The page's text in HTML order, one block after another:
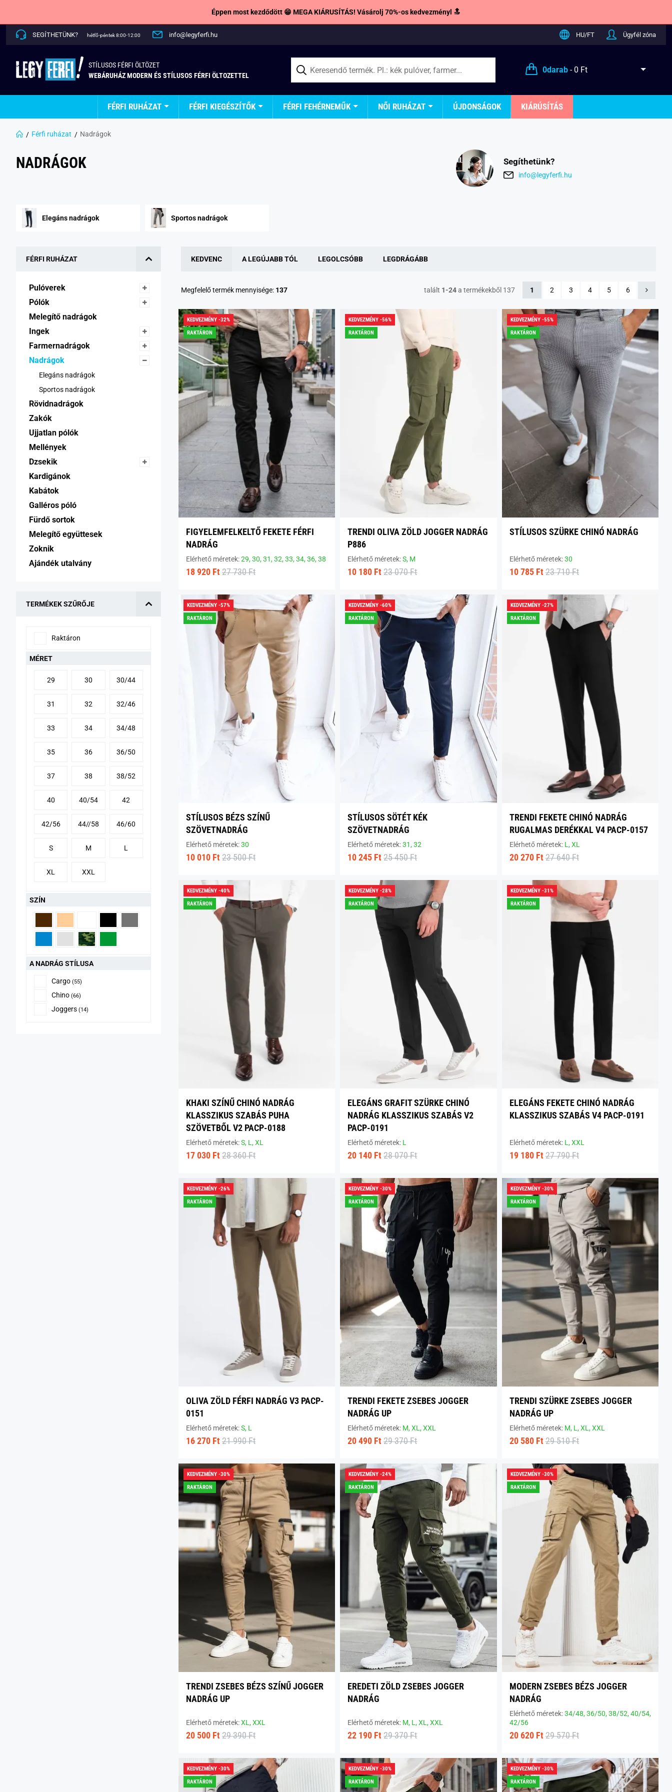
Éppen most kezdődött 😁 MEGA KIÁRUSÍTÁS! Vásárolj 70%-os kedvezményl 🔝
SEGÍTHETÜNK? hétfő-péntek 8:00-12:00 info@legyferfi.hu HU/FT Ügyfél zóna
STÍLUSOS FÉRFI ÖLTÖZET
WEBÁRUHÁZ MODERN ÉS STÍLUSOS FÉRFI ÖLTOZETTEL
0darab- 0 Ft
FÉRFI RUHÁZAT FÉRFI KIEGÉSZÍTŐK FÉRFI FEHÉRNEMŰK NŐI RUHÁZAT ÚJDONSÁGOK KIÁRÚSÍTÁS
Férfi ruházat Nadrágok
NADRÁGOK Segíthetünk?
info@legyferfi.hu
Elegáns nadrágok Sportos nadrágok
FÉRFI RUHÁZAT
Pulóverek
Pólók
Melegítő nadrágok
Ingek
Farmernadrágok
Nadrágok
Elegáns nadrágok
Sportos nadrágok
Rövidnadrágok
Zakók
Ujjatlan pólók
Mellények
Dzsekik
Kardigánok
Kabátok
Galléros póló
Fürdő sortok
Melegítő együttesek
Zoknik
Ajándék utalvány
TERMÉKEK SZŰRŐJE
Raktáron
MÉRET
29 30 30/44
31 32 32/46
33 34 34/48
35 36 36/50
37 38 38/52
40 40/54 42
42/56 44//58 46/60
S M L
XL XXL
SZÍN
A NADRÁG STÍLUSA
Cargo (55)
Chino (66)
Joggers (14)
KEDVENC A LEGÚJABB TÓL LEGOLCSÓBB LEGDRÁGÁBB
Megfelelő termék mennyisége: 137 talált 1-24a termékekből 137 1 2 3 4 5 6
KEDVEZMÉNY -32%
RAKTÁRON
FIGYELEMFELKELTŐ FEKETE FÉRFI
NADRÁG
Elérhető méretek:29,30,31,32,33,34,36,38
18 920 Ft 27 730 Ft
KEDVEZMÉNY -56%
RAKTÁRON
TRENDI OLIVA ZÖLD JOGGER NADRÁG
P886
Elérhető méretek:S, M
10 180 Ft 23 070 Ft
KEDVEZMÉNY -55%
RAKTÁRON
STÍLUSOS SZÜRKE CHINÓ NADRÁG
Elérhető méretek:30
10 785 Ft 23 710 Ft
KEDVEZMÉNY -57%
RAKTÁRON
STÍLUSOS BÉZS SZÍNŰ
SZÖVETNADRÁG
Elérhető méretek:30
10 010 Ft 23 500 Ft
KEDVEZMÉNY -60%
RAKTÁRON
STÍLUSOS SÖTÉT KÉK
SZÖVETNADRÁG
Elérhető méretek:31,32
10 245 Ft 25 450 Ft
KEDVEZMÉNY -27%
RAKTÁRON
TRENDI FEKETE CHINÓ NADRÁG
RUGALMAS DERÉKKAL V4 PACP-0157
Elérhető méretek: L,XL
20 270 Ft 27 640 Ft
KEDVEZMÉNY -40%
RAKTÁRON
KHAKI SZÍNŰ CHINÓ NADRÁG
KLASSZIKUS SZABÁS PUHA
SZÖVETBŐL V2 PACP-0188
Elérhető méretek:S, L,XL
17 030 Ft 28 360 Ft
KEDVEZMÉNY -28%
RAKTÁRON
ELEGÁNS GRAFIT SZÜRKE CHINÓ
NADRÁG KLASSZIKUS SZABÁS V2
PACP-0191
Elérhető méretek: L
20 140 Ft 28 070 Ft
KEDVEZMÉNY -31%
RAKTÁRON
ELEGÁNS FEKETE CHINÓ NADRÁG
KLASSZIKUS SZABÁS V4 PACP-0191
Elérhető méretek: L,XXL
19 180 Ft 27 790 Ft
KEDVEZMÉNY -26%
RAKTÁRON
OLIVA ZÖLD FÉRFI NADRÁG V3 PACP-
0151
Elérhető méretek:S, L
16 270 Ft 21 990 Ft
KEDVEZMÉNY -30%
RAKTÁRON
TRENDI FEKETE ZSEBES JOGGER
NADRÁG UP
Elérhető méretek: M,XL,XXL
20 490 Ft 29 370 Ft
KEDVEZMÉNY -30%
RAKTÁRON
TRENDI SZÜRKE ZSEBES JOGGER
NADRÁG UP
Elérhető méretek: M, L,XL,XXL
20 580 Ft 29 510 Ft
KEDVEZMÉNY -30%
RAKTÁRON
TRENDI ZSEBES BÉZS SZÍNŰ JOGGER
NADRÁG UP
Elérhető méretek:XL,XXL
20 500 Ft 29 390 Ft
KEDVEZMÉNY -24%
RAKTÁRON
EREDETI ZÖLD ZSEBES JOGGER
NADRÁG
Elérhető méretek: M, L,XL,XXL
22 190 Ft 29 370 Ft
KEDVEZMÉNY -30%
RAKTÁRON
MODERN ZSEBES BÉZS JOGGER
NADRÁG
Elérhető méretek:34/48,36/50,38/52,40/54,
42/56
20 620 Ft 29 570 Ft
KEDVEZMÉNY -30%
RAKTÁRON
KEDVEZMÉNY -30%
RAKTÁRON
KEDVEZMÉNY -30%
RAKTÁRON